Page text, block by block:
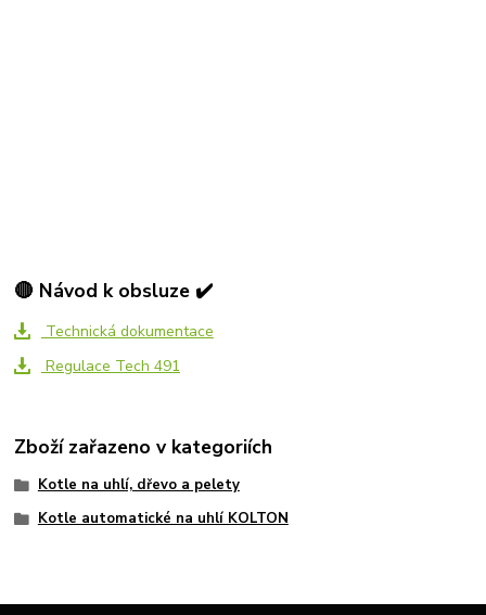
🔴 Návod k obsluze ✔️
Technická dokumentace
Regulace Tech 491
Zboží zařazeno v kategoriích
Kotle na uhlí, dřevo a pelety
Kotle automatické na uhlí KOLTON